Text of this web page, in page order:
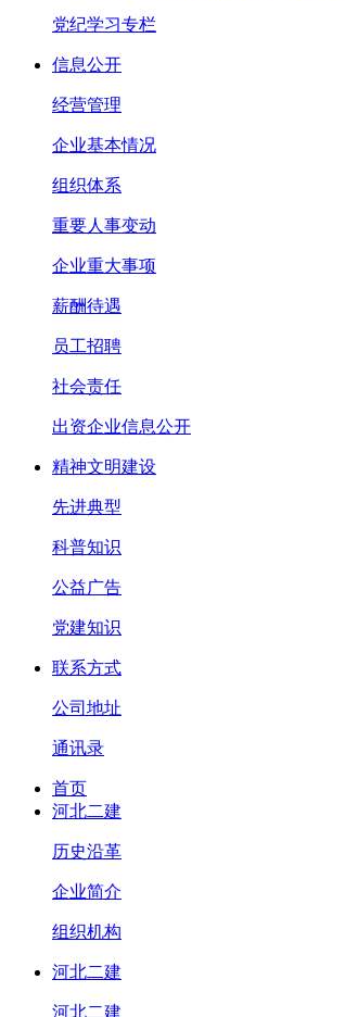
党纪学习专栏
信息公开
经营管理
企业基本情况
组织体系
重要人事变动
企业重大事项
薪酬待遇
员工招聘
社会责任
出资企业信息公开
精神文明建设
先进典型
科普知识
公益广告
党建知识
联系方式
公司地址
通讯录
首页
河北二建
历史沿革
企业简介
组织机构
河北二建
河北二建